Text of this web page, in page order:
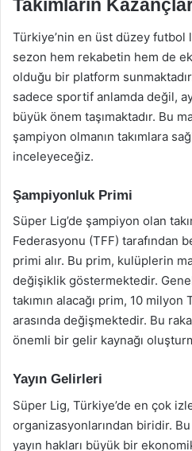
Takımların
Türkiye’nin en üst düzey futbol
sezon hem rekabetin hem de
olduğu bir platform sunmaktadır.
sadece sportif anlamda değil,
büyük önem taşımaktadır. Bu
şampiyon olmanın takımlara
inceleyeceğiz.
Şampiyonluk Primi
Süper Lig’de şampiyon olan
Federasyonu (TFF) tarafından
primi alır. Bu prim, kulüplerin
değişiklik göstermektedir.
takımın alacağı prim, 10
arasında değişmektedir. Bu
önemli bir gelir kaynağı
Yayın Gelirleri
Süper Lig, Türkiye’de en çok
organizasyonlarından biridir.
yayın hakları büyük bir